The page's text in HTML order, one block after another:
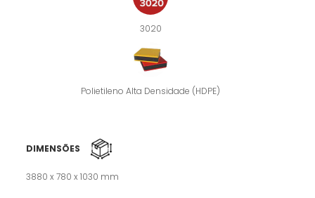
3020
Polietileno Alta Densidade (HDPE)
DIMENSÕES
3880 x 780 x 1030 mm